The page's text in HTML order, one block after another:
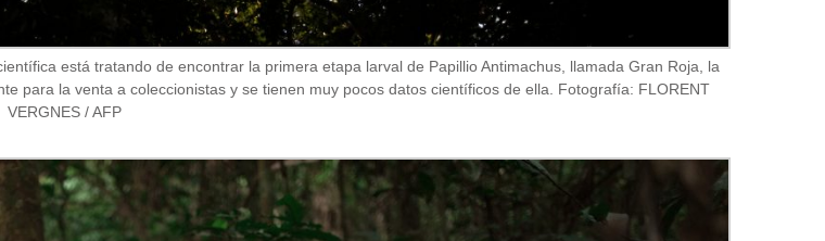
está tratando de encontrar la primera etapa larval de Papillio Antimachus, llamada Gran Roja, la
para la venta a coleccionistas y se tienen muy pocos datos científicos de ella. Fotografía: FLORENT
VERGNES / AFP